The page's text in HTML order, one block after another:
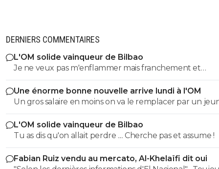
DERNIERS COMMENTAIRES
L'OM solide vainqueur de Bilbao
Je ne veux pas m'enflammer mais franchement et
objectivement cette équipe m'a séduit hier a part
éléments qu'il faut vraiment supprimer style harit et
défense a renforcer le style de jeu proposé vers l'avant
rapide la signature de genesio me plaît énormément
et efficace j'étais pourtant plutôt contre sa venue
c'est que le début je suis impatient de voir la suite
Une énorme bonne nouvelle arrive lundi à l'OM
Un gros salaire en moins on va le remplacer par un
centre de formation..je pense que l ol peux faire
jeunes
L'OM solide vainqueur de Bilbao
Tu as dis qu'on allait perdre .... Cherche pas et assume !
Fabian Ruiz vendu au mercato, Al-Khelaïfi dit oui